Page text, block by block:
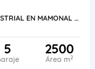
ALQUILER DE BODEGAS USO INDUSTRIAL EN MAMONAL - CARTAGENA
5 2500
Área m2